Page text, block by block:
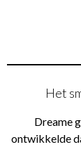
Het
Dreame
ontwikkelde